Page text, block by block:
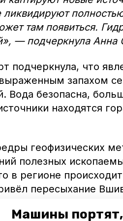
Машины
ликвидируют
там появиться.
— подчеркнула Анна
подчеркнула, что
запахом
Вода безопасна,
находятся
геофизических
полезных
в регионе
пересыхание